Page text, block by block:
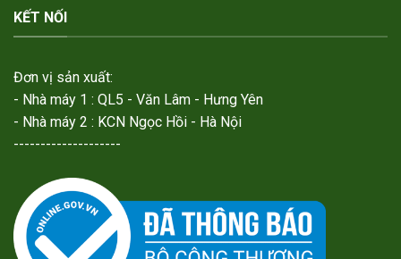
KẾT NỐI
Đơn vị sản xuất:
- Nhà máy 1 : QL5 - Văn Lâm - Hưng Yên
- Nhà máy 2 : KCN Ngọc Hồi - Hà Nội
--------------------